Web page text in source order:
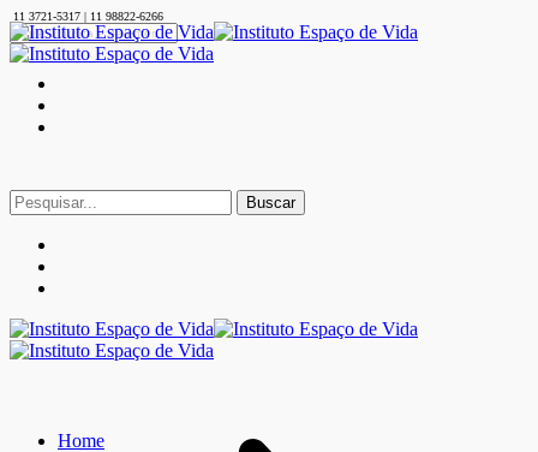
11 3721-5317 | 11 98822-6266
Buscar
por:
Home